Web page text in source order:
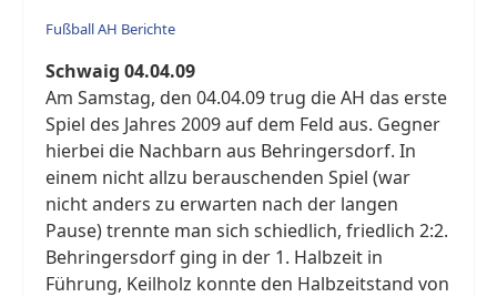
Fußball AH Berichte
Schwaig 04.04.09
Am Samstag, den 04.04.09 trug die AH das erste
Spiel des Jahres 2009 auf dem Feld aus. Gegner
hierbei die Nachbarn aus Behringersdorf. In
einem nicht allzu berauschenden Spiel (war
nicht anders zu erwarten nach der langen
Pause) trennte man sich schiedlich, friedlich 2:2.
Behringersdorf ging in der 1. Halbzeit in
Führung, Keilholz konnte den Halbzeitstand von